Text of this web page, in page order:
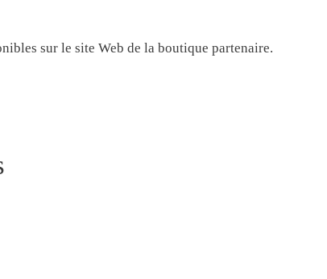
sur le site Web de la boutique partenaire.